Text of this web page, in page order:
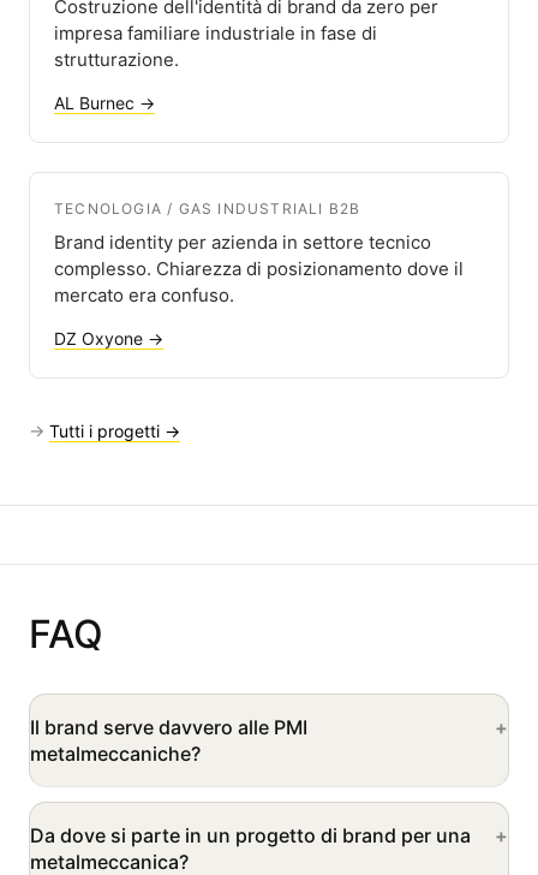
Costruzione dell'identità di brand da zero per
impresa familiare industriale in fase di
strutturazione.
AL Burnec →
TECNOLOGIA / GAS INDUSTRIALI B2B
Brand identity per azienda in settore tecnico
complesso. Chiarezza di posizionamento dove il
mercato era confuso.
DZ Oxyone →
→ Tutti i progetti →
FAQ
Il brand serve davvero alle PMI
metalmeccaniche?
Da dove si parte in un progetto di brand per una
metalmeccanica?